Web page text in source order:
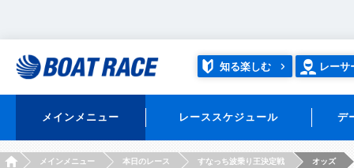
知る楽しむ レーサ
メインメニュー レーススケジュール デ
HOMEメインメニュー 本日のレース すなっち波乗り王決定戦 オッズ